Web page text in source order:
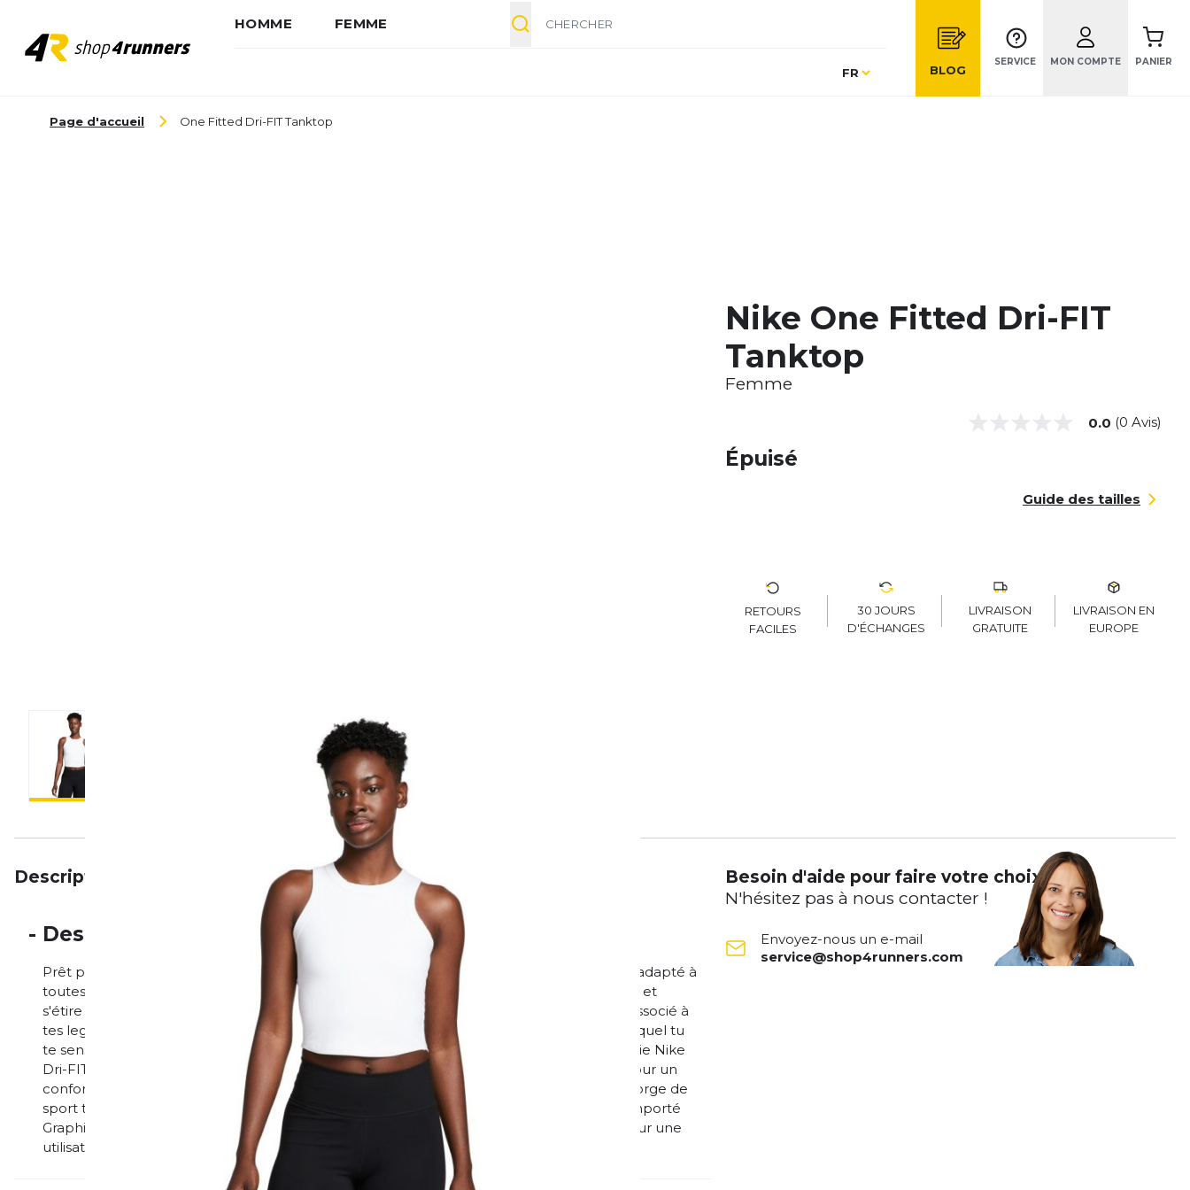
HOMME FEMME
Langue
FR BLOG
SERVICE MON COMPTE PANIER
Page d'accueil One Fitted Dri-FIT Tanktop
Nike One Fitted Dri-FIT
Tanktop
Femme
0.0 (0 Avis)
Épuisé
Guide des tailles
RETOURS
FACILES
30 JOURS
D'ÉCHANGES
LIVRAISON
GRATUITE
LIVRAISON EN
EUROPE
Description
- Description
Prêt pour une séance d'entraînement ou pour se détendre, ce débardeur Nike One est adapté à
toutes les utilisations. Le tissu de poids moyen, doux comme la pêche, sèche rapidement et
s'étire à chaque mouvement. Légèrement raccourci et moulant, il est parfait pour être associé à
tes leggings taille haute préférés. Tu peux ainsi créer un look de la tête aux pieds dans lequel tu
te sens confiante et à l'aise, de la promenade du matin à la détente du soir. La technologie Nike
Dri-FIT permet d'évacuer la transpiration de la peau et de l'évaporer plus rapidement, pour un
confort au sec. L'encolure haute avec dos nageur est conçue pour couvrir les soutiens-gorge de
sport traditionnels. Plus de détails 80 % polyester/20 % élasthanne Lavage en machine Importé
Graphisme Swoosh réfléchissant appliqué par impression thermique Ne convient pas pour une
utilisation en tant qu'équipement de protection individuelle (EPI)
Besoin d'aide pour faire votre choix ?
N'hésitez pas à nous contacter !
Envoyez-nous un e-mail
service@shop4runners.com